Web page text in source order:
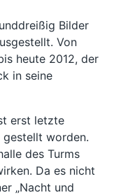
Bilder
Von
heute 2012, der
in seine
erst letzte
worden.
des Turms
Da es nicht
„Nacht und